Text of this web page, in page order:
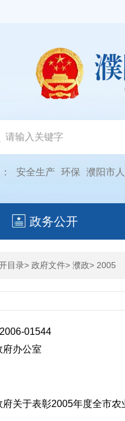
安全生产 环保 濮阳市
政务公开
目录> 政府文件> 濮政> 2005
01544
府办公室
府关于表彰2005年度全市